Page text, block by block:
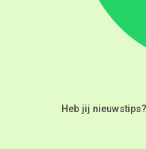
Heb jij